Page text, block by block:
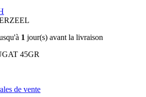
1 jour(s) avant la livraison
de vente